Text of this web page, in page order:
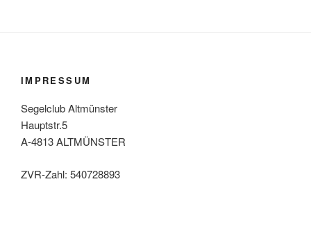
IMPRESSUM
Segelclub Altmünster
Hauptstr.5
A-4813 ALTMÜNSTER
ZVR-Zahl: 540728893